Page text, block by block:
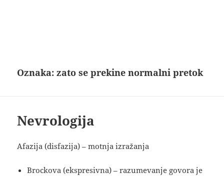
Oznaka:zato se prekine normalni pretok
Nevrologija
Afazija (disfazija) – motnja izražanja
Brockova (ekspresivna) – razumevanje govora je